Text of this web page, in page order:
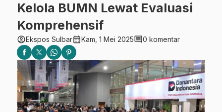
Kelola BUMN Lewat Evaluasi
Komprehensif
account_circleEkspos Sulbarcalendar_monthKam, 1 Mei 2025comment0 komentar